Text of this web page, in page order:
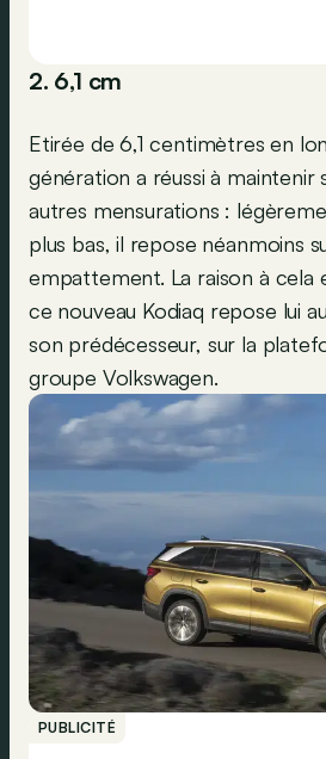
2. 6,1 cm
Etirée de 6,1 centimètres en
génération a réussi à maintenir
autres mensurations :
plus bas, il repose néanmoins
empattement. La raison à cela
ce nouveau Kodiaq repose lui
son prédécesseur, sur la
groupe Volkswagen.
PUBLICITÉ